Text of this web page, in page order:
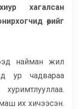
хагалсан
өөрийг
найман жил
ур чадвараа
их хичээсэн.